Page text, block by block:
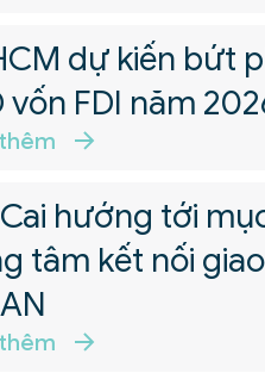
dự kiến bứt
vốn FDI năm
hướng tới
tâm kết nối